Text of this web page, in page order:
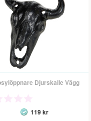
Djurskalle Vägg
119 kr